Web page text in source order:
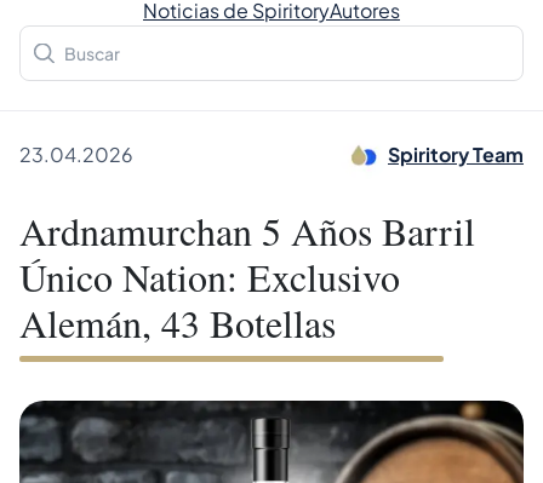
Noticias de SpiritoryAutores
23.04.2026 Spiritory Team
Ardnamurchan 5 Años Barril
Único Nation: Exclusivo
Alemán, 43 Botellas